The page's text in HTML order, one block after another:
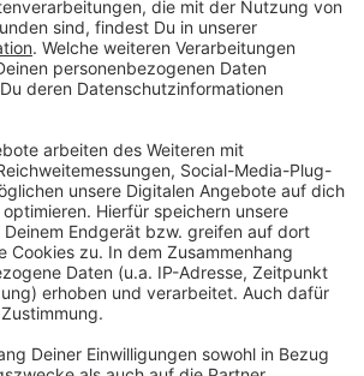
durch und stimmen Sie der
des Service zu, um dieses
Video anzusehen.
Akzeptieren
byUsercentrics Consent
Management Platform
ihre Highschool für immer
Weg für andere Crews ebnen.
an ihrer Highschool gemobbt.